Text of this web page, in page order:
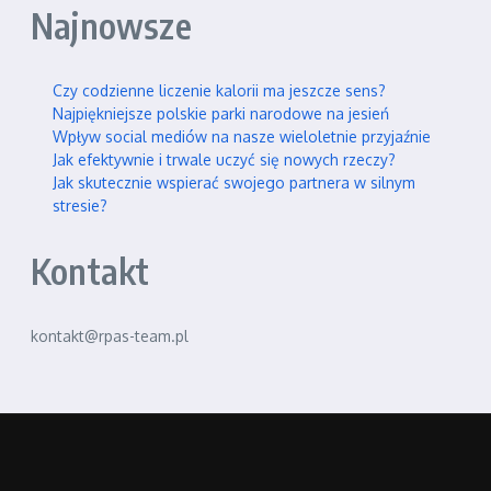
Najnowsze
Czy codzienne liczenie kalorii ma jeszcze sens?
Najpiękniejsze polskie parki narodowe na jesień
Wpływ social mediów na nasze wieloletnie przyjaźnie
Jak efektywnie i trwale uczyć się nowych rzeczy?
Jak skutecznie wspierać swojego partnera w silnym
stresie?
Kontakt
kontakt@rpas-team.pl